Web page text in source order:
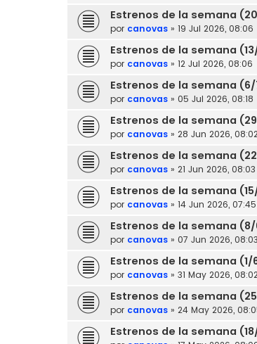
Estrenos de la semana
por canovas » 19 Jul 2026, 08:06
Estrenos de la semana
por canovas » 12 Jul 2026, 08:06
Estrenos de la semana (6/
por canovas » 05 Jul 2026, 08:18
Estrenos de la semana
por canovas » 28 Jun 2026,
Estrenos de la semana
por canovas » 21 Jun 2026, 08:03
Estrenos de la semana
por canovas » 14 Jun 2026, 07:45
Estrenos de la semana (8/
por canovas » 07 Jun 2026, 08:03
Estrenos de la semana (1/
por canovas » 31 May 2026,
Estrenos de la semana
por canovas » 24 May 2026,
Estrenos de la semana